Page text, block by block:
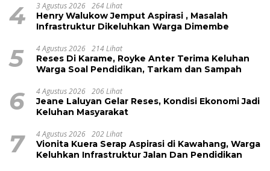
4 3 Agustus 2026 264 Lihat
Henry Walukow Jemput Aspirasi , Masalah
Infrastruktur Dikeluhkan Warga Dimembe
5 4 Agustus 2026 214 Lihat
Reses Di Karame, Royke Anter Terima Keluhan
Warga Soal Pendidikan, Tarkam dan Sampah
6 4 Agustus 2026 206 Lihat
Jeane Laluyan Gelar Reses, Kondisi Ekonomi Jadi
Keluhan Masyarakat
7 4 Agustus 2026 202 Lihat
Vionita Kuera Serap Aspirasi di Kawahang, Warga
Keluhkan Infrastruktur Jalan Dan Pendidikan